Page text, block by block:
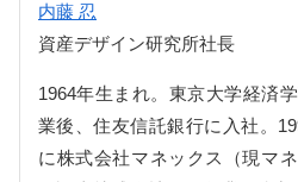
内藤 忍
資産デザイン研究所社長
1964年生まれ。東京大学経済
業後、住友信託銀行に入社。
に株式会社マネックス（現マ